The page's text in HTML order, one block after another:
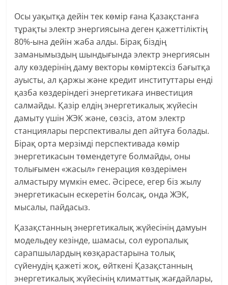
Осы уақытқа дейін тек көмір ғана Қазақстанға
тұрақты электр энергиясына деген қажеттіліктің
80%-ына дейін жаба алды. Бірақ біздің
заманымыздың шындығында электр энергиясын
алу көздерінің даму векторы көміртексіз бағытқа
ауысты, ал қаржы және кредит институттары енді
қазба көздеріндегі энергетикаға инвестиция
салмайды. Қазір елдің энергетикалық жүйесін
дамыту үшін ЖЭК және, сөзсіз, атом электр
станциялары перспективалы деп айтуға болады.
Бірақ орта мерзімді перспективада көмір
энергетикасын төмендетуге болмайды, оны
толығымен «жасыл» генерация көздерімен
алмастыру мүмкін емес. Әсіресе, егер біз жылу
энергетикасын ескеретін болсақ, онда ЖЭК,
мысалы, пайдасыз.
Қазақстанның энергетикалық жүйесінің дамуын
модельдеу кезінде, шамасы, сол еуропалық
сарапшылардың көзқарастарына толық
сүйенудің қажеті жоқ, өйткені Қазақстанның
энергетикалық жүйесінің климаттық жағдайлары,